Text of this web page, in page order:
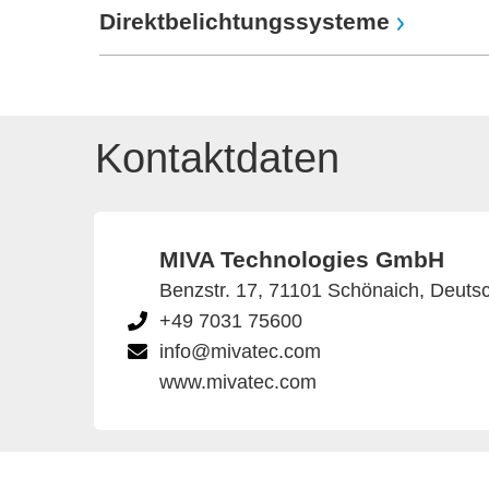
Direktbelichtungssysteme
Kontaktdaten
MIVA Technologies GmbH
Benzstr. 17, 71101 Schönaich,
+49 7031 75600
info@mivatec.com
www.mivatec.com